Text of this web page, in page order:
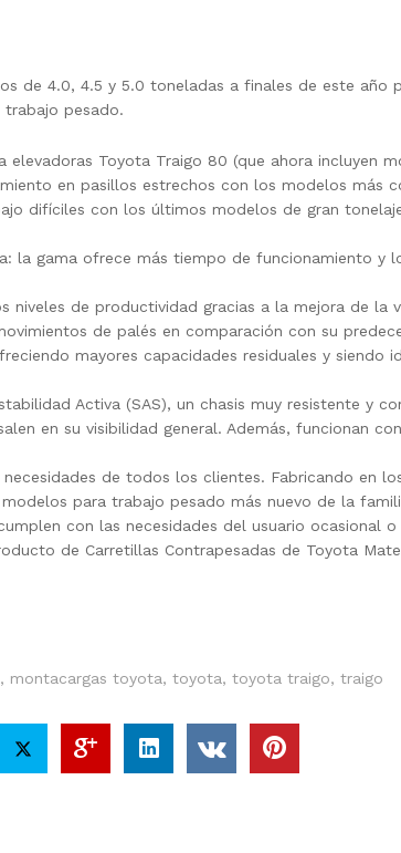
de 4.0, 4.5 y 5.0 toneladas a finales de este
pesado.
Toyota Traigo 80 (que ahora incluyen
en pasillos estrechos con los modelos más
difíciles con los últimos modelos de gran
la gama ofrece más tiempo de funcionamiento y
de productividad gracias a la mejora de la
de palés en comparación con su
mayores capacidades residuales y siendo
Activa (SAS), un chasis muy resistente y
en su visibilidad general. Además, funcionan
de todos los clientes. Fabricando en
para trabajo pesado más nuevo de la
con las necesidades del usuario ocasional
de Carretillas Contrapesadas de Toyota
, montacargas toyota, toyota, toyota traigo, traigo